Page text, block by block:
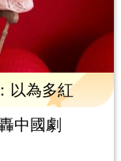
以為多紅
中國劇